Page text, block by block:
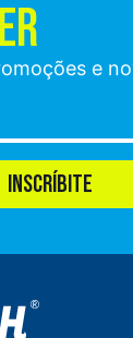
e
INSCRÍBITE